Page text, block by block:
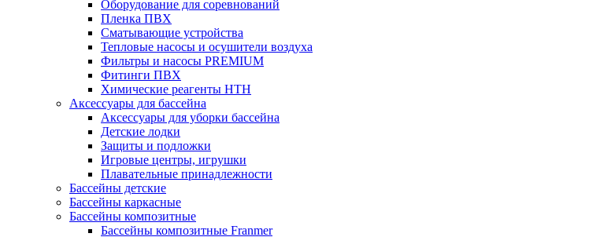
Оборудование для соревнований
Пленка ПВХ
Сматывающие устройства
Тепловые насосы и осушители воздуха
Фильтры и насосы PREMIUM
Фитинги ПВХ
Химические реагенты HTH
Аксессуары для бассейна
Аксессуары для уборки бассейна
Детские лодки
Защиты и подложки
Игровые центры, игрушки
Плавательные принадлежности
Бассейны детские
Бассейны каркасные
Бассейны композитные
Бассейны композитные Franmer